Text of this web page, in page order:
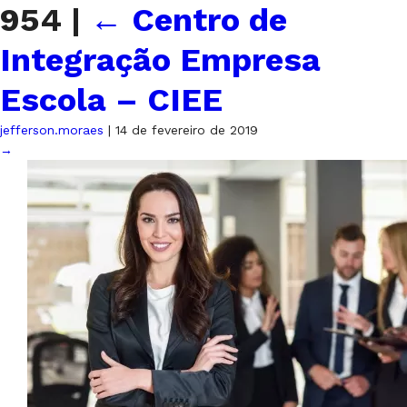
954 | ← Centro de
Integração Empresa
Escola – CIEE
jefferson.moraes | 14 de fevereiro de 2019
→